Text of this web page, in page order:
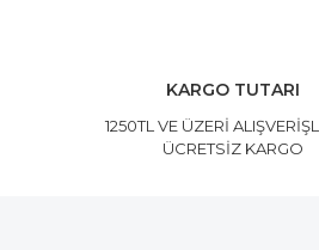
KARGO TUTARI
1250TL VE ÜZERİ
ÜCRETSİZ KARGO